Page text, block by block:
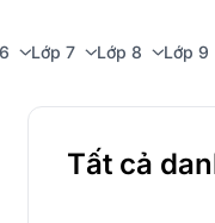
Lớp 7 Lớp 8 Lớp 9
Tất cả